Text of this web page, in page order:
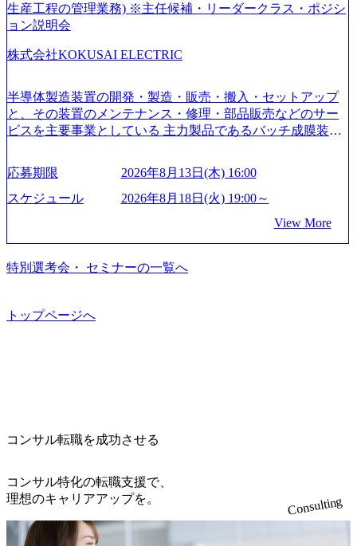
されていたが、現在金融の売上割合は全体の3割。現在はTo
C事業を始め、パブリック、製造業、通信、エンタメ、教
はあるが、社員の興味のある分野やスキルを活用したいな
着けたい方でも幅広に経験を積みたい方でも、キャリア形
成が柔軟に可能な環境である。 https://storage.googleapis.com/
our-vision-production.appspot.com/public/images/20240925204135
_93b1bff3-f71c-4bc9-8bd9-72a8a4826007_1200x554.webp https://
mages/20250502152751_46c65543-87ef-4e86-a85a-8649e1c532f9
_956x512.webp https://storage.googleapis.com/our-vision-producti
on.appspot.com/public/images/20250502152804_ba6aaa1a-9ffc-4f
m/our-vision-production.appspot.com/public/images/202505021528
ング会社で、NRI、NTTDATAと同じく世界のFinTech Ranki
開発、運用保守と言った全工程を行う「一気通貫体制」が
特長 ビジネスへの深い理解を持つコンサルタントが集うXs
報 (https://www.xspear.co.jp/member/)一部抜粋 - 伊勢山 昇吾氏:
広いプロジェクトに従事 - 鈴木健仁氏：新卒でベイカレン
トに入社し最年少ディレクターを経てXspearに参画 - 梶田
威人氏：BCG出身。金融業界における戦略策定、DX戦略立
案、人事組織テーマに強みを持ち、メディア・エンタメ業
生産工程の管理業務) ※主任候補・リーダークラス・ポジシ
ョン説明会
株式会社KOKUSAI ELECTRIC
半導体製造装置の開発・製造・販売・搬入・セットアップ
と、その装置のメンテナンス・修理・部品販売などのサー
ビスを主要事業としている 主力製品であるバッチ成膜装置
世界トップクラスのシェアを有している 技術と対話を通じ
て未来を創造し、社会課題の解決に貢献することを目指し
ている Mission:私たちの技術/私たちの対話 Vision:夢を未来
話 IoT社会の浸透、AIの加速等により半導体需要は世界中で
急伸長しており、それに伴い半導体製造装置の需要も伸長
中 https://storage.googleapis.com/our-vision-production.appspot.co
on-production.appspot.com/public/images/20260224131052_2abe7
cb8-329e-4a45-a8f5-73d9728b2cd7_1200x486.webp https://storag
アドバイザーによる自身のキャリア構築をめざす「キャリ
スタイム制度を実施しており、月単位の決められた労働時
間の範囲内で、出社・退社の時刻を社員の自己裁量に委
ね、ワークライフバランスを図りながら効率的に働くこと
ができる 【休日】 土日祝休みの完全週休2日制 2025年度の
応募期限
2026年8月13日(木) 16:00
スケジュール
2026年8月18日(火) 19:00～
View More
特別選考会・ セミナーの一覧へ
トップページへ
コンサル転職を成功させる
コンサル特化の転職支援で、
理想のキャリアアップを。
Consulting